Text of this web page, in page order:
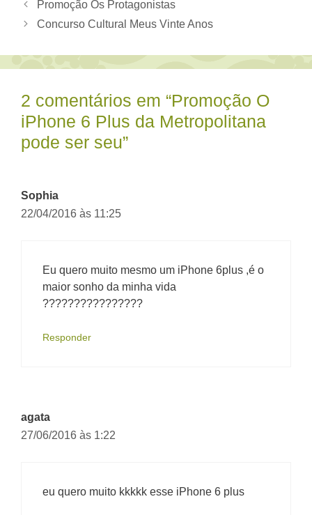
Promoção Os Protagonistas
Concurso Cultural Meus Vinte Anos
2 comentários em “Promoção O
iPhone 6 Plus da Metropolitana
pode ser seu”
Sophia
22/04/2016 às 11:25
Eu quero muito mesmo um iPhone 6plus ,é o
maior sonho da minha vida
????????????????
Responder
agata
27/06/2016 às 1:22
eu quero muito kkkkk esse iPhone 6 plus